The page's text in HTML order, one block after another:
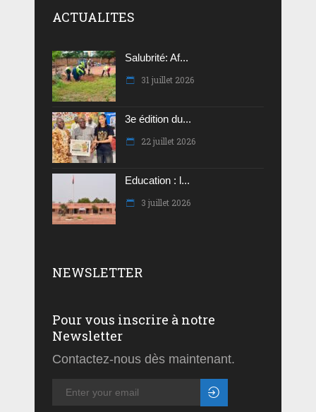
ACTUALITES
Salubrité: Af...
31 juillet 2026
3e édition du...
22 juillet 2026
Education : l...
3 juillet 2026
NEWSLETTER
Pour vous inscrire à notre
Newsletter
Contactez-nous dès maintenant.